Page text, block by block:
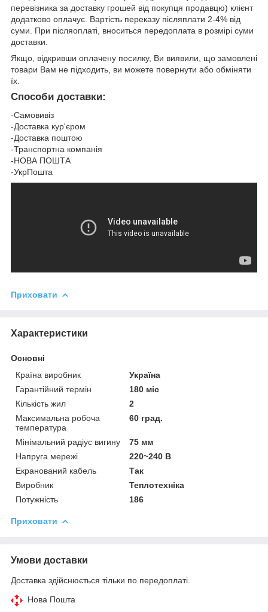
перевізника за доставку грошей від покупця продавцю) клієнт
додатково оплачує. Вартість переказу післяплати 2-4% від
суми. При післяоплаті, вноситься передоплата в розмірі суми
доставки.
Якщо, відкривши оплачену посилку, Ви виявили, що замовлені
товари Вам не підходить, ви можете повернути або обміняти
їх.
Способи доставки:
-Самовивіз
-Доставка кур'єром
-Доставка поштою
-Транспортна компанія
-НОВА ПОШТА
-УкрПошта
Приховати
Характеристики
Основні
Країна виробник
Україна
Гарантійний термін
180 міс
Кількість жил
2
Максимальна робоча
температура
60 град.
Мінімальний радіус вигину
75 мм
Напруга мережі
220~240 В
Екранований кабель
Так
Виробник
Теплотехніка
Потужність
186
Приховати
Умови доставки
Доставка здійснюється тільки по передоплаті.
Нова Пошта